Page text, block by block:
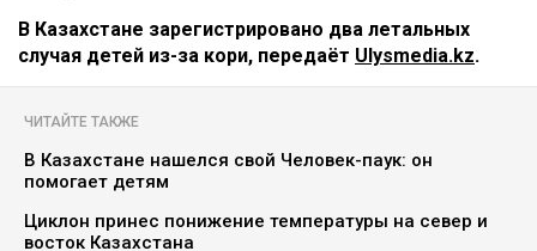
В Казахстане зарегистрировано два летальных
случая детей из-за кори, передаёт Ulysmedia.kz.
ЧИТАЙТЕ ТАКЖЕ
В Казахстане нашелся свой Человек-паук: он
помогает детям
Циклон принес понижение температуры на север и
восток Казахстана